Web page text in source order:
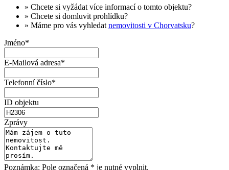
» Chcete si vyžádat více informacío tomto objektu?
» Chcete si domluvit prohlídku?
» Máme pro vás vyhledat nemovitosti v Chorvatsku?
Jméno*
E-Mailová adresa*
Telefonní číslo*
ID objektu
Zprávy
Poznámka: Pole označená * je nutné vyplnit.